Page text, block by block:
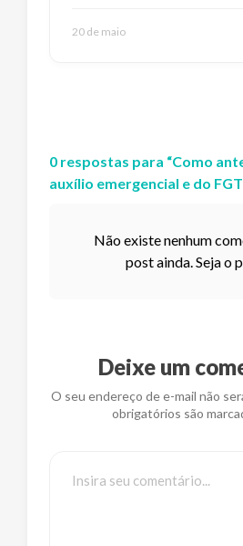
20 de maio
0 respostas para “Como
auxílio emergencial e do
Não existe nenhum
post ainda. Seja o
Deixe um
O seu endereço de e-mail não
obrigatórios são